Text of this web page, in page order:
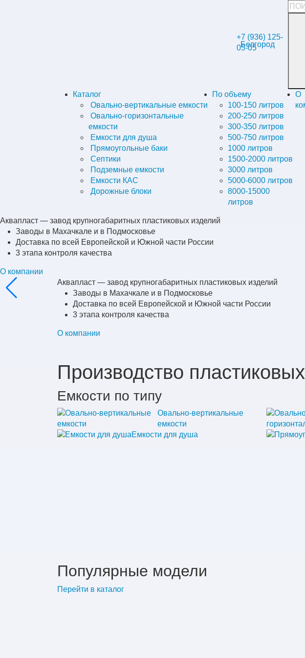
Белгород
+7 (936) 125-
05-05
Каталог
Овально-вертикальные емкости
Овально-горизонтальные
емкости
Емкости для душа
Прямоугольные баки
Септики
Подземные емкости
Емкости КАС
Дорожные блоки
По объему
100-150 литров
200-250 литров
300-350 литров
500-750 литров
1000 литров
1500-2000 литров
3000 литров
5000-6000 литров
8000-15000
литров
О
Аквапласт — завод крупногабаритных пластиковых изделий
Заводы в Махачкале и в Подмосковье
Доставка по всей Европейской и Южной части России
3 этапа контроля качества
О компании
Аквапласт — завод крупногабаритных пластиковых изделий
Заводы в Махачкале и в Подмосковье
Доставка по всей Европейской и Южной части России
3 этапа контроля качества
О компании
Производство
Емкости по типу
Овально-вертикальные
емкости
Емкости для душа
Популярные модели
Перейти в каталог